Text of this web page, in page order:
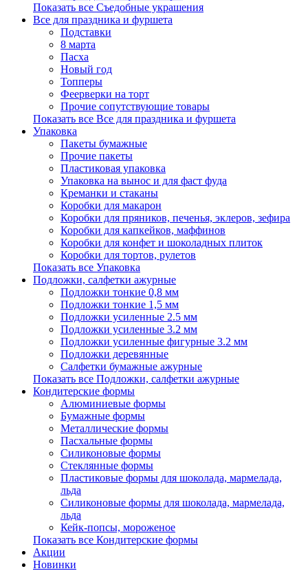
Показать все Съедобные украшения
Все для праздника и фуршета
Подставки
8 марта
Пасха
Новый год
Топперы
Феерверки на торт
Прочие сопутствующие товары
Показать все Все для праздника и фуршета
Упаковка
Пакеты бумажные
Прочие пакеты
Пластиковая упаковка
Упаковка на вынос и для фаст фуда
Креманки и стаканы
Коробки для макарон
Коробки для пряников, печенья, эклеров, зефира
Коробки для капкейков, маффинов
Коробки для конфет и шоколадных плиток
Коробки для тортов, рулетов
Показать все Упаковка
Подложки, салфетки ажурные
Подложки тонкие 0,8 мм
Подложки тонкие 1,5 мм
Подложки усиленные 2.5 мм
Подложки усиленные 3.2 мм
Подложки усиленные фигурные 3.2 мм
Подложки деревянные
Салфетки бумажные ажурные
Показать все Подложки, салфетки ажурные
Кондитерские формы
Алюминиевые формы
Бумажные формы
Металлические формы
Пасхальные формы
Силиконовые формы
Стеклянные формы
Пластиковые формы для шоколада, мармелада,
льда
Силиконовые формы для шоколада, мармелада,
льда
Кейк-попсы, мороженое
Показать все Кондитерские формы
Акции
Новинки